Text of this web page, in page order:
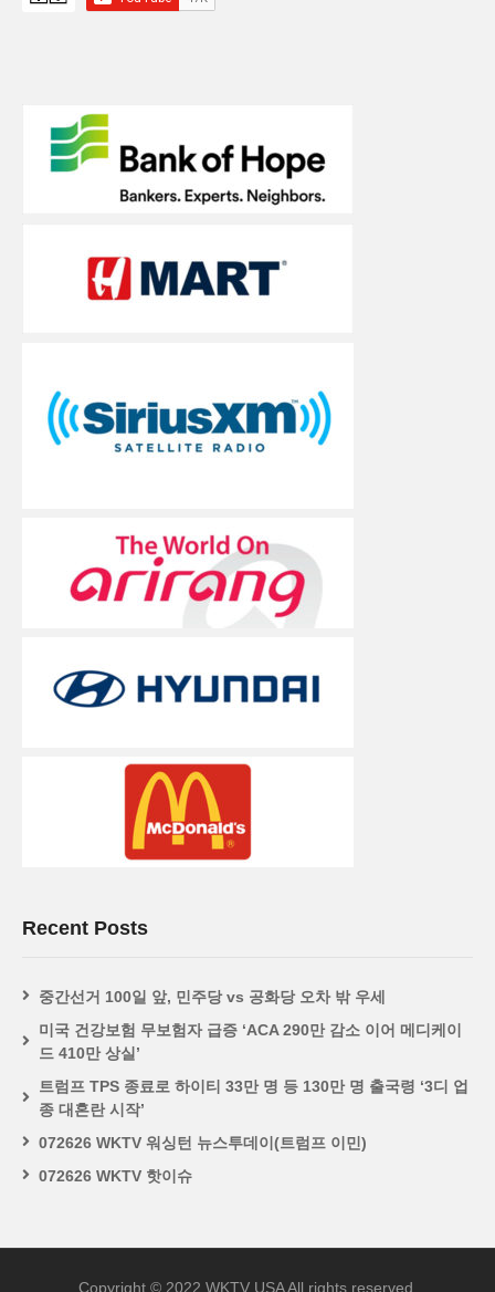
Recent Posts
중간선거 100일 앞, 민주당 vs 공화당 오차 밖 우세
미국 건강보험 무보험자 급증 ‘ACA 290만 감소 이어 메디케이
드 410만 상실’
트럼프 TPS 종료로 하이티 33만 명 등 130만 명 출국령 ‘3디 업
종 대혼란 시작’
072626 WKTV 워싱턴 뉴스투데이(트럼프 이민)
072626 WKTV 핫이슈
Copyright © 2022 WKTV USA All rights reserved.